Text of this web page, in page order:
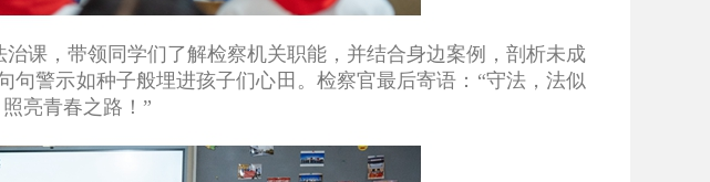
，带领同学们了解检察机关职能，并结合身边案例，剖析未成
警示如种子般埋进孩子们心田。检察官最后寄语：“守法，法似
亮青春之路！”